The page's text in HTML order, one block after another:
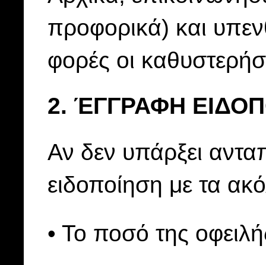
προφορικά) και
φορές οι
2. ΈΓΓΡΑΦΗ
Αν δεν υπάρξει
ειδοποίηση με τα
• Το ποσό της